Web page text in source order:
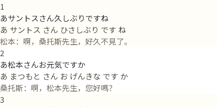
1
あサントスさん久しぶりですね
あ サントス さん ひさしぶり です ね
松本：啊，桑托斯先生，好久不見了。
2
あ松本さんお元気ですか
あ まつもと さん お げんきな です か
桑托斯：啊，松本先生，您好嗎？
3